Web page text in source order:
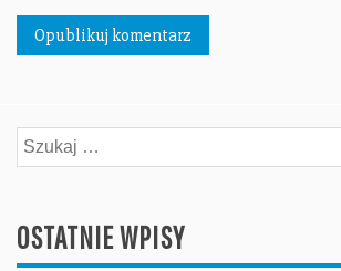
Szukaj:
OSTATNIE WPISY